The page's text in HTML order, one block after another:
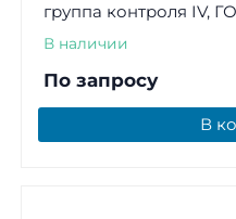
группа контроля IV,
В наличии
По запросу
В